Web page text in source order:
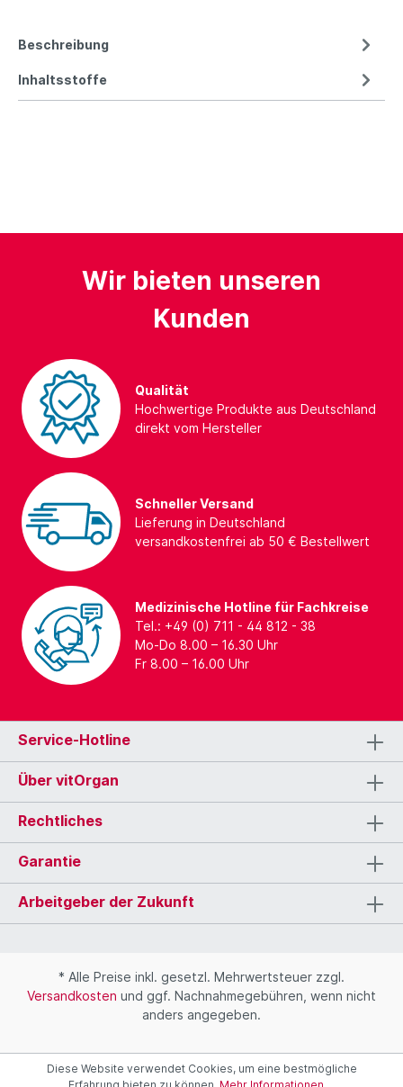
Beschreibung
Inhaltsstoffe
Wir bieten unseren
Kunden
Qualität
Hochwertige Produkte aus Deutschland
direkt vom Hersteller
Schneller Versand
Lieferung in Deutschland
versandkostenfrei ab 50 € Bestellwert
Medizinische Hotline für Fachkreise
Tel.: +49 (0) 711 - 44 812 - 38
Mo-Do 8.00 – 16.30 Uhr
Fr 8.00 – 16.00 Uhr
Service-Hotline
Über vitOrgan
Rechtliches
Garantie
Arbeitgeber der Zukunft
* Alle Preise inkl. gesetzl. Mehrwertsteuer zzgl.
Versandkosten und ggf. Nachnahmegebühren, wenn nicht
anders angegeben.
Diese Website verwendet Cookies, um eine bestmögliche